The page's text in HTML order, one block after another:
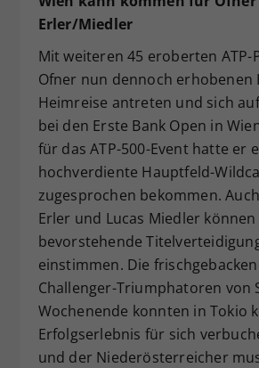
Erler/Miedler
Mit weiteren 45 eroberten ATP-
Ofner nun dennoch erhobenen
Heimreise antreten und sich
bei den Erste Bank Open in
für das ATP-500-Event hatte er
hochverdiente Hauptfeld-
zugesprochen bekommen.
Erler und Lucas Miedler
bevorstehende
einstimmen. Die
Challenger-Triumphatoren von
Wochenende konnten in Tokio
Erfolgserlebnis für sich
und der Niederösterreicher